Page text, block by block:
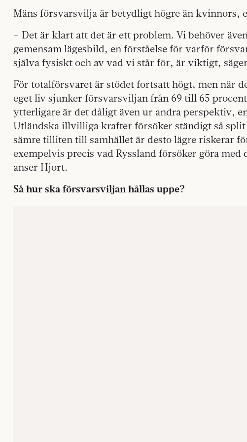
Mäns försvarsvilja är betydligt högre än kvinnors,
– Det är klart att det är ett problem. Vi behöver
gemensam lägesbild, en förståelse för varför
själva fysiskt och av vad vi står för, är viktigt,
För totalförsvaret är stödet fortsatt högt, men när
eget liv sjunker försvarsviljan från 69 till 65
ytterligare är det dåligt även ur andra perspektiv,
Utländska illvilliga krafter försöker ständigt så
sämre tilliten till samhället är desto lägre riskerar
exempelvis precis vad Ryssland försöker göra
anser Hjort.
Så hur ska försvarsviljan hållas uppe?